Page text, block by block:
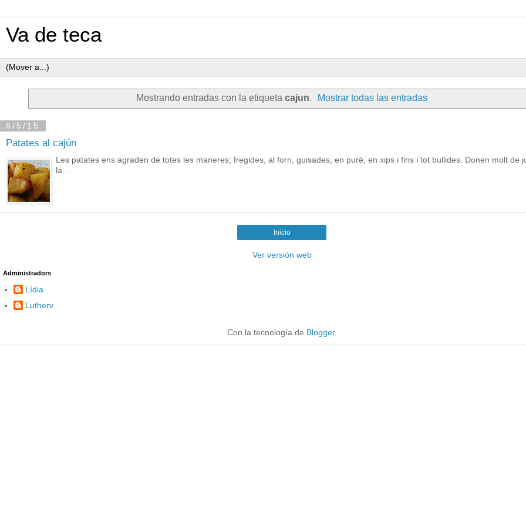
Va de teca
Mostrando entradas con la etiqueta cajun. Mostrar todas las entradas
6/5/15
Patates al cajún
Les patates ens agraden de totes les maneres; fregides, al forn, guisades, en purè, en xips i fins i tot bullides. Donen molt de
la...
Inicio
Ver versión web
Administradors
Lídia
Lutherv
Con la tecnología de Blogger.